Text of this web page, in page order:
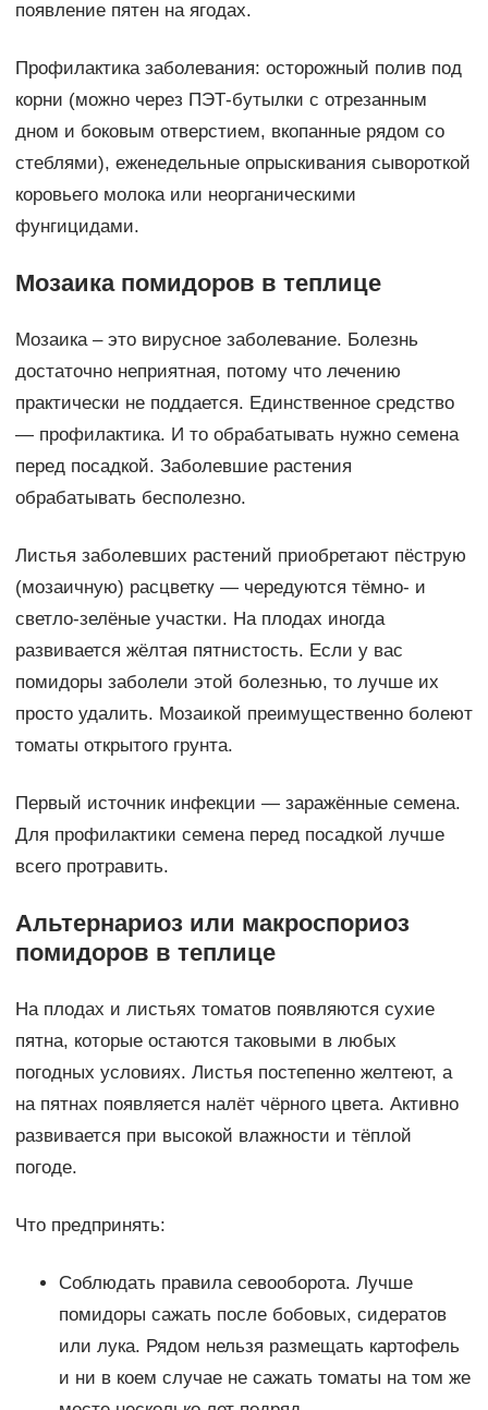
появление пятен на ягодах.
Профилактика заболевания: осторожный полив под
корни (можно через ПЭТ-бутылки с отрезанным
дном и боковым отверстием, вкопанные рядом со
стеблями), еженедельные опрыскивания сывороткой
коровьего молока или неорганическими
фунгицидами.
Мозаика помидоров в теплице
Мозаика – это вирусное заболевание. Болезнь
достаточно неприятная, потому что лечению
практически не поддается. Единственное средство
— профилактика. И то обрабатывать нужно семена
перед посадкой. Заболевшие растения
обрабатывать бесполезно.
Листья заболевших растений приобретают пёструю
(мозаичную) расцветку — чередуются тёмно- и
светло-зелёные участки. На плодах иногда
развивается жёлтая пятнистость. Если у вас
помидоры заболели этой болезнью, то лучше их
просто удалить. Мозаикой преимущественно болеют
томаты открытого грунта.
Первый источник инфекции — заражённые семена.
Для профилактики семена перед посадкой лучше
всего протравить.
Альтернариоз или макроспориоз
помидоров в теплице
На плодах и листьях томатов появляются сухие
пятна, которые остаются таковыми в любых
погодных условиях. Листья постепенно желтеют, а
на пятнах появляется налёт чёрного цвета. Активно
развивается при высокой влажности и тёплой
погоде.
Что предпринять:
Соблюдать правила севооборота. Лучше
помидоры сажать после бобовых, сидератов
или лука. Рядом нельзя размещать картофель
и ни в коем случае не сажать томаты на том же